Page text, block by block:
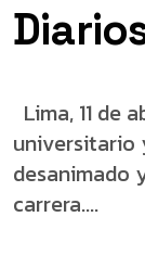
Lima, 11 de
universitario
desanimado
carrera....